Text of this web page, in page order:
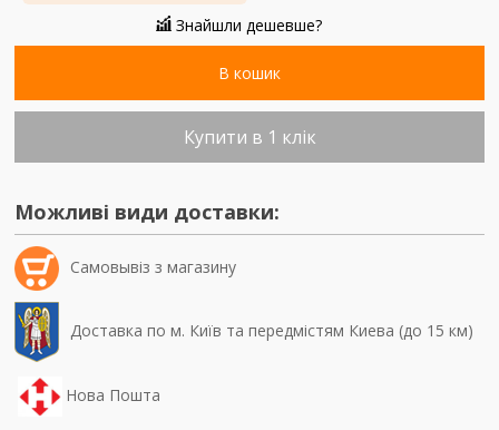
Знайшли дешевше?
В кошик
Купити в 1 клік
Можливі види доставки:
Самовывiз з магазину
Доставка по м. Київ та передмістям Киева (до 15 км)
Нова Пошта